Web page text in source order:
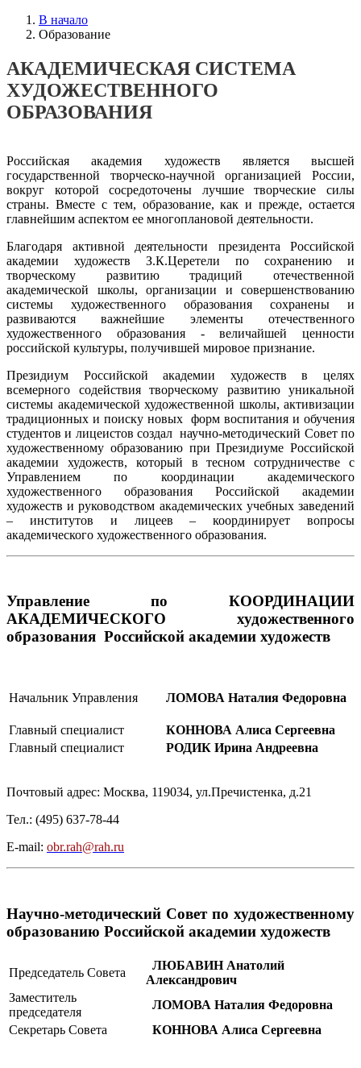
В начало
Образование
АКАДЕМИЧЕСКАЯ СИСТЕМА
ХУДОЖЕСТВЕННОГО
ОБРАЗОВАНИЯ
Российская академия художеств является высшей
государственной творческо-научной организацией России,
вокруг которой сосредоточены лучшие творческие силы
страны. Вместе с тем, образование, как и прежде, остается
главнейшим аспектом ее многоплановой деятельности.
Благодаря активной деятельности президента Российской
академии художеств З.К.Церетели по сохранению и
творческому развитию традиций отечественной
академической школы, организации и совершенствованию
системы художественного образования сохранены и
развиваются важнейшие элементы отечественного
художественного образования - величайшей ценности
российской культуры, получившей мировое признание.
Президиум Российской академии художеств в целях
всемерного содействия творческому развитию уникальной
системы академической художественной школы, активизации
традиционных и поиску новых форм воспитания и обучения
студентов и лицеистов создал научно-методический Совет по
художественному образованию при Президиуме Российской
академии художеств, который в тесном сотрудничестве с
Управлением по координации академического
художественного образования Российской академии
художеств и руководством академических учебных заведений
– институтов и лицеев – координирует вопросы
академического художественного образования.
Управление по КООРДИНАЦИИ
АКАДЕМИЧЕСКОГО художественного
образования Российской академии художеств
Начальник Управления ЛОМОВА Наталия Федоровна
Главный специалист
КОННОВА Алиса Сергеевна
Главный специалист
РОДИК Ирина Андреевна
Почтовый адрес: Москва, 119034, ул.Пречистенка, д.21
Тел.: (495) 637-78-44
E-mail: obr.rah@rah.ru
Научно-методический Совет по художественному
образованию Российской академии художеств
Председатель Совета
ЛЮБАВИН Анатолий
Александрович
Заместитель
председателя
ЛОМОВА Наталия Федоровна
Секретарь Совета
КОННОВА Алиса Сергеевна